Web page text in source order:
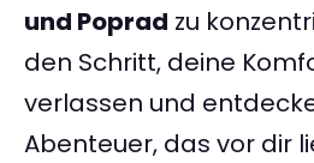
und Poprad zu
den Schritt, deine
verlassen und
Abenteuer, das vor dir